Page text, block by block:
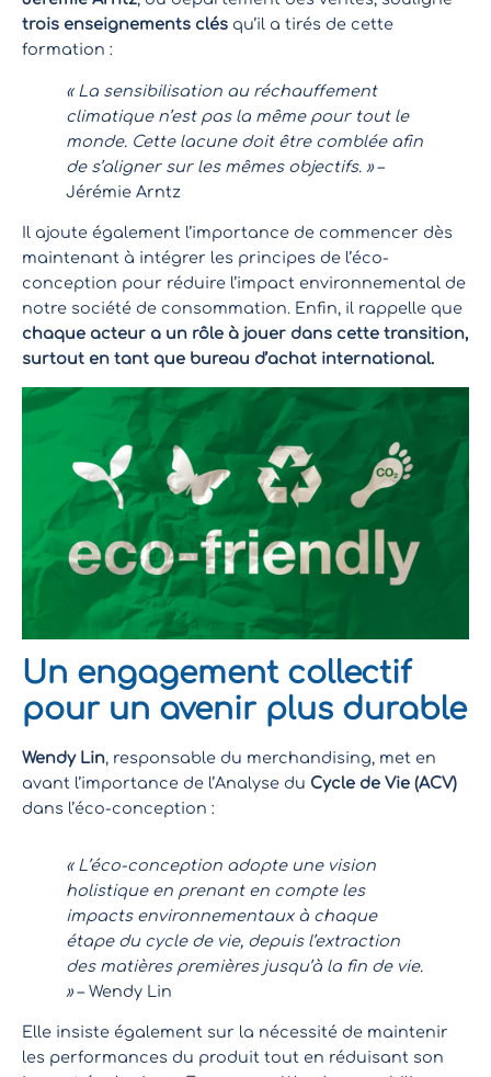
trois enseignements clés qu’il a tirés de cette
formation :
« La sensibilisation au réchauffement
climatique n’est pas la même pour tout le
monde. Cette lacune doit être comblée afin
de s’aligner sur les mêmes objectifs. »–
Jérémie Arntz
Il ajoute également l’importance de commencer dès
maintenant à intégrer les principes de l’éco-
conception pour réduire l’impact environnemental de
notre société de consommation. Enfin, il rappelle que
chaque acteur a un rôle à jouer dans cette transition,
surtout en tant que bureau d’achat international.
Un engagement collectif
pour un avenir plus durable
Wendy Lin, responsable du merchandising, met en
avant l’importance de l’Analyse du Cycle de Vie (ACV)
dans l’éco-conception :
« L’éco-conception adopte une vision
holistique en prenant en compte les
impacts environnementaux à chaque
étape du cycle de vie, depuis l’extraction
des matières premières jusqu’à la fin de vie.
»– Wendy Lin
Elle insiste également sur la nécessité de maintenir
les performances du produit tout en réduisant son